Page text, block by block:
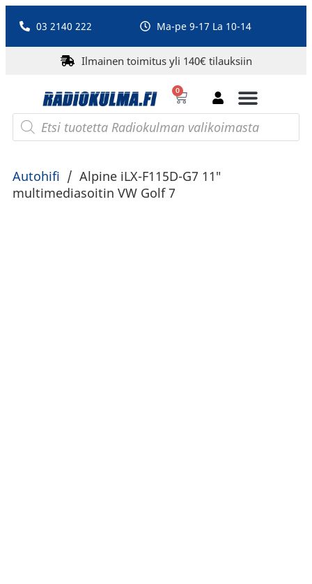
03 2140 222 Ma-pe 9-17 La 10-14
Ilmainen toimitus yli 140€ tilauksiin
0
Autohifi / Alpine iLX-F115D-G7 11″
multimediasoitin VW Golf 7